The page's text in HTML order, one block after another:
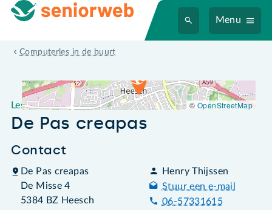
Menu
Computerles in de buurt
Leslocatie De Pas creapas
Leslocatie
De Pas creapas
Contact
De Pas creapas
De Misse 4
5384 BZ Heesch
Henry Thijssen
Stuur een e-mail
06-57331615
©OpenStreetMap